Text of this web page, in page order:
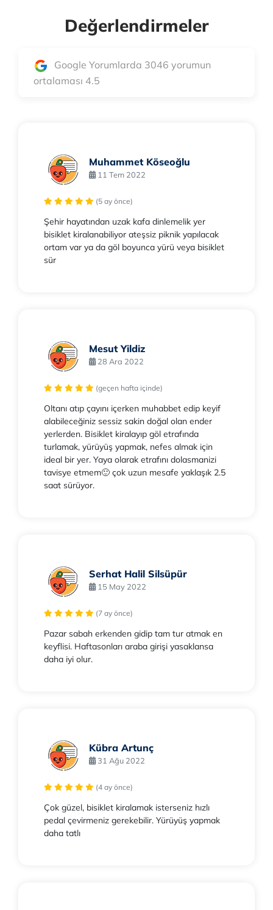
Değerlendirmeler
Google Yorumlarda 3046 yorumun
ortalaması 4.5
Muhammet Köseoğlu
11 Tem 2022
(5 ay önce)
Şehir hayatından uzak kafa dinlemelik yer
bisiklet kiralanabiliyor ateşsiz piknik yapılacak
ortam var ya da göl boyunca yürü veya bisiklet
sür
Mesut Yildiz
28 Ara 2022
(geçen hafta içinde)
Oltanı atıp çayını içerken muhabbet edip keyif
alabileceğiniz sessiz sakin doğal olan ender
yerlerden. Bisiklet kiralayıp göl etrafında
turlamak, yürüyüş yapmak, nefes almak için
ideal bir yer. Yaya olarak etrafını dolasmanizi
tavisye etmem🙂 çok uzun mesafe yaklaşık 2.5
saat sürüyor.
Serhat Halil Silsüpür
15 May 2022
(7 ay önce)
Pazar sabah erkenden gidip tam tur atmak en
keyflisi. Haftasonları araba girişi yasaklansa
daha iyi olur.
Kübra Artunç
31 Ağu 2022
(4 ay önce)
Çok güzel, bisiklet kiralamak isterseniz hızlı
pedal çevirmeniz gerekebilir. Yürüyüş yapmak
daha tatlı